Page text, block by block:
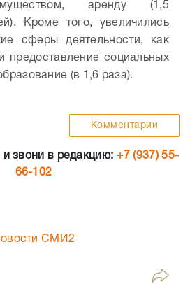
аренду (1,5
Кроме того, увеличились
сферы деятельности, как
предоставление социальных
(в 1,6 раза).
Комментарии
звони в редакцию: +7 (937) 55-
66-102
СМИ2